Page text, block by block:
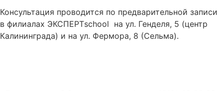
Консультация проводится по предварительной записи
в филиалах ЭКСПЕРТschool на ул. Генделя, 5 (центр
Калининграда) и на ул. Фермора, 8 (Сельма).